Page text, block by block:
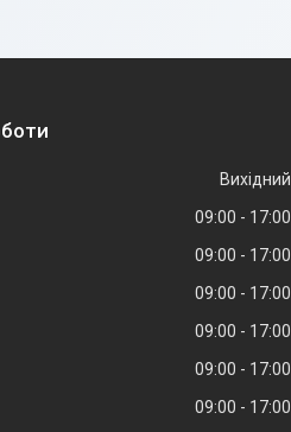
Вихідний
09:00
17:00
09:00
17:00
09:00
17:00
09:00
17:00
09:00
17:00
09:00 17:00